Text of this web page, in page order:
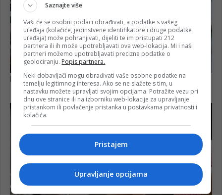
Saznajte više
Vaši će se osobni podaci obrađivati, a podatke s vašeg
uređaja (kolačiće, jedinstvene identifikatore i druge podatke
uređaja) može pohranjivati, dijeliti te im pristupati 212
partnera ili ih može upotrebljavati ova web-lokacija. Mi i naši
partneri možemo upotrebljavati precizne podatke o
geolociranju. Popis partnera.
Neki dobavljači mogu obrađivati vaše osobne podatke na
temelju legitimnog interesa. Ako se ne slažete s tim, u
nastavku možete upravljati svojim opcijama. Potražite vezu pri
dnu ove stranice ili na izborniku web-lokacije za upravljanje
pristankom ili povlačenje pristanka u postavkama privatnosti i
kolačića.
Pristajem
Upravljanje opcijama